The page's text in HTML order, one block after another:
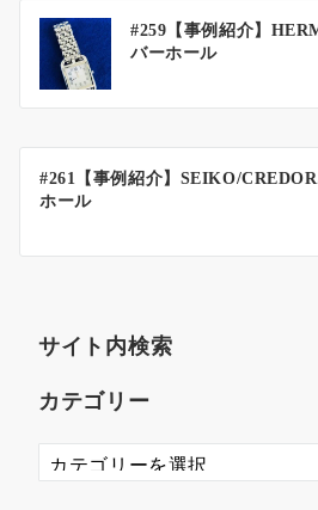
#259【事例紹介】
バーホール
#261【事例紹介】SEIKO/
ホール
サイト内検索
カテゴリー